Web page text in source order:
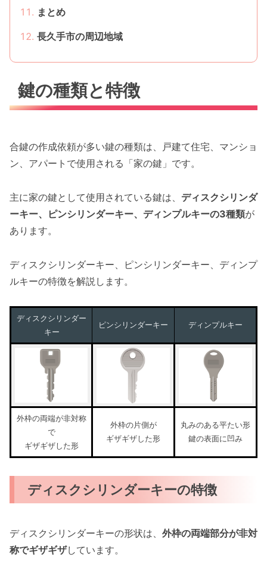
まとめ
長久手市の周辺地域
鍵の種類と特徴
合鍵の作成依頼が多い鍵の種類は、戸建て住宅、マンショ
ン、アパートで使用される「家の鍵」です。
主に家の鍵として使用されている鍵は、 ディスクシリンダ
ーキー、ピンシリンダーキー、ディンプルキーの3種類が
あります。
ディスクシリンダーキー、ピンシリンダーキー、ディンプ
ルキーの特徴を解説します。
ディスクシリンダー
キー
ピンシリンダーキー ディンプルキー
外枠の両端が非対称
で
ギザギザした形
外枠の片側が
ギザギザした形
丸みのある平たい形
鍵の表面に凹み
ディスクシリンダーキーの特徴
ディスクシリンダーキーの形状は、 外枠の両端部分が非対
称でギザギザしています。